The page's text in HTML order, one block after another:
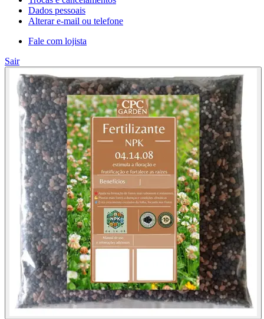
Dados pessoais
Alterar e-mail ou telefone
Fale com lojista
Sair